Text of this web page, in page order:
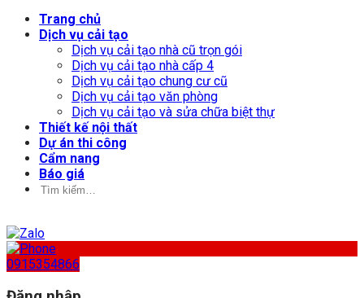
Trang chủ
Dịch vụ cải tạo
Dịch vụ cải tạo nhà cũ trọn gói
Dịch vụ cải tạo nhà cấp 4
Dịch vụ cải tạo chung cư cũ
Dịch vụ cải tạo văn phòng
Dịch vụ cải tạo và sửa chữa biệt thự
Thiết kế nội thất
Dự án thi công
Cẩm nang
Báo giá
Tìm
0915354866